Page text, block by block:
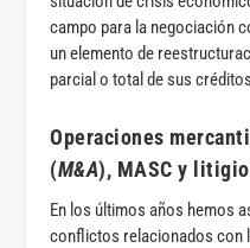
campo para la negociación
un elemento de
parcial o total de sus
Operaciones
(M&A), MASC y
En los últimos años hemos
conflictos relacionados con